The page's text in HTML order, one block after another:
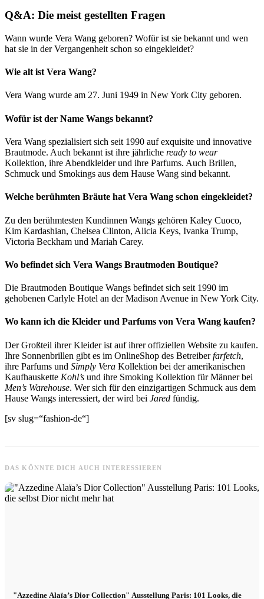
Q&A: Die meist gestellten Fragen
Wann wurde Vera Wang geboren? Wofür ist sie bekannt und wen
hat sie in der Vergangenheit schon so eingekleidet?
Wie alt ist Vera Wang?
Vera Wang wurde am 27. Juni 1949 in New York City geboren.
Wofür ist der Name Wangs bekannt?
Vera Wang spezialisiert sich seit 1990 auf exquisite und innovative
Brautmode. Auch bekannt ist ihre jährliche ready to wear
Kollektion, ihre Abendkleider und ihre Parfums. Auch Brillen,
Schmuck und Smokings aus dem Hause Wang sind bekannt.
Welche berühmten Bräute hat Vera Wang schon eingekleidet?
Zu den berühmtesten Kundinnen Wangs gehören Kaley Cuoco,
Kim Kardashian, Chelsea Clinton, Alicia Keys, Ivanka Trump,
Victoria Beckham und Mariah Carey.
Wo befindet sich Vera Wangs Brautmoden Boutique?
Die Brautmoden Boutique Wangs befindet sich seit 1990 im
gehobenen Carlyle Hotel an der Madison Avenue in New York City.
Wo kann ich die Kleider und Parfums von Vera Wang kaufen?
Der Großteil ihrer Kleider ist auf ihrer offiziellen Website zu kaufen.
Ihre Sonnenbrillen gibt es im OnlineShop des Betreiberfarfetch,
ihre Parfums und Simply Vera Kollektion bei der amerikanischen
Kaufhauskette Kohl’s und ihre Smoking Kollektion für Männer bei
Men’s Warehouse. Wer sich für den einzigartigen Schmuck aus dem
Hause Wangs interessiert, der wird bei Jared fündig.
[sv slug=“fashion-de“]
DAS KÖNNTE DICH AUCH INTERESSIEREN
"Azzedine Alaïa’s Dior Collection" Ausstellung Paris: 101 Looks, die